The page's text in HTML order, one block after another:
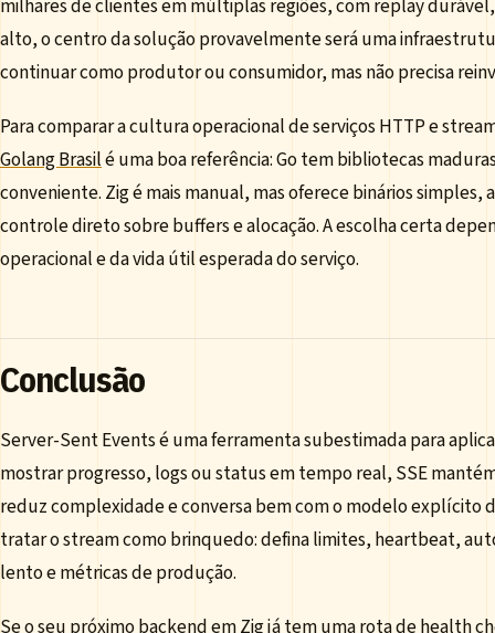
milhares de clientes em múltiplas regiões, com replay
alto, o centro da solução provavelmente será uma
continuar como produtor ou consumidor, mas não precisa
Para comparar a cultura operacional de serviços HTTP e
Golang Brasilé uma boa referência: Go tem bibliotecas
conveniente. Zig é mais manual, mas oferece binários
controle direto sobre buffers e alocação. A escolha certa
operacional e da vida útil esperada do serviço.
Conclusão
Server-Sent Events é uma ferramenta subestimada para
mostrar progresso, logs ou status em tempo real, SSE
reduz complexidade e conversa bem com o modelo explícito
tratar o stream como brinquedo: defina limites, heartbeat,
lento e métricas de produção.
Se o seu próximo backend em Zig já tem uma rota de health